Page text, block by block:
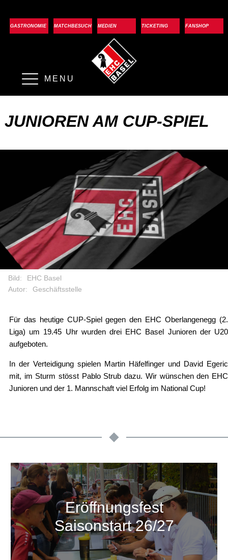
GASTRONOMIE MATCHBESUCH MEDIEN TICKETING FANSHOP
MENU
JUNIOREN AM CUP-SPIEL
Bild:
EHC Basel
Autor:
Geschäftsstelle
Für das heutige CUP-Spiel gegen den EHC Oberlangenegg (2.
Liga) um 19.45 Uhr wurden drei EHC Basel Junioren der U20
aufgeboten.
In der Verteidigung spielen Martin Häfelfinger und David Egeric
mit, im Sturm stösst Pablo Strub dazu. Wir wünschen den EHC
Junioren und der 1. Mannschaft viel Erfolg im National Cup!
Eröffnungsfest
Saisonstart 26/27